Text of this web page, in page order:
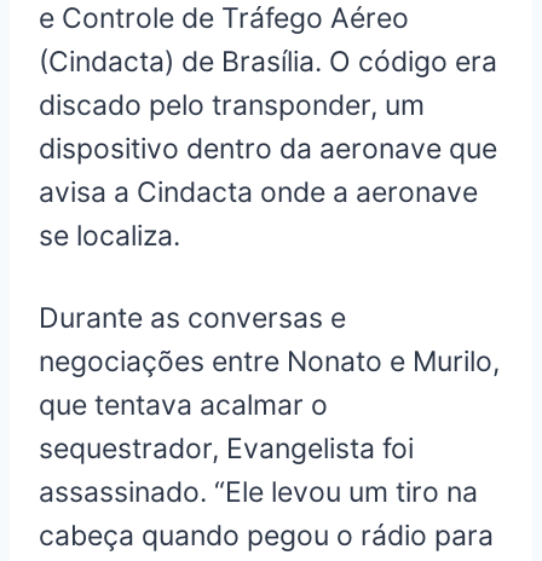
e Controle de Tráfego Aéreo
(Cindacta) de Brasília. O código era
discado pelo transponder, um
dispositivo dentro da aeronave que
avisa a Cindacta onde a aeronave
se localiza.
Durante as conversas e
negociações entre Nonato e Murilo,
que tentava acalmar o
sequestrador, Evangelista foi
assassinado. “Ele levou um tiro na
cabeça quando pegou o rádio para